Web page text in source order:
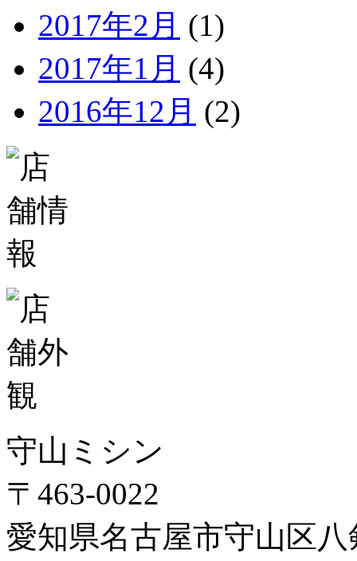
2017年2月 (1)
2017年1月 (4)
2016年12月 (2)
守山ミシン
〒463-0022
愛知県名古屋市守山区八